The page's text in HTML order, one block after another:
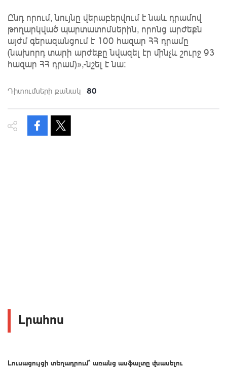
Ընդ որում, նույնը վերաբերվում է նաև դրամով
թողարկված պարտատոմսերին, որոնց արժեքն
այժմ գերազանցում է 100 հազար ՀՀ դրամը
(նախորդ տարի արժեքը նվազել էր մինչև շուրջ 93
հազար ՀՀ դրամ)»,-նշել է նա:
Դիտումների քանակ 80
Լրահոս
Լուսացույցի տեղադրում՝ առանց ասֆալտը վնասելու